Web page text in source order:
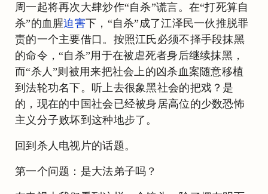
周一起将再次大肆炒作“自杀”谎言。在“打死算自
杀”的血腥迫害下，“自杀”成了江泽民一伙推脱罪
责的一个主要借口。按照江氏必须不择手段抹黑
的命令，“自杀”用于在被虐死者身后继续抹黑，
而“杀人”则被用来把社会上的凶杀血案随意移植
到法轮功名下。听上去很象黑社会的把戏？是
的，现在的中国社会已经被身居高位的少数恐怖
主义分子败坏到这种地步了。
回到杀人电视片的话题。
第一个问题：是大法弟子吗？